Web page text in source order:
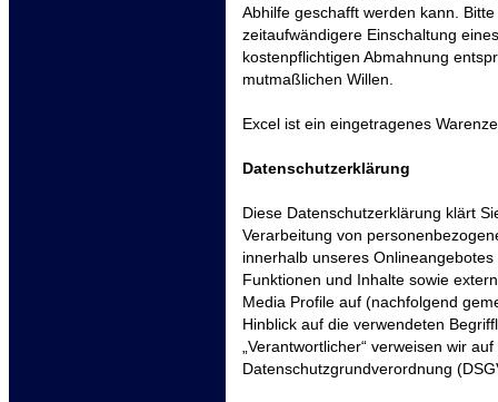
Abhilfe geschafft werden kann.
zeitaufwändigere Einschaltung
kostenpflichtigen Abmahnung
mutmaßlichen Willen.
Excel ist ein eingetragenes
Datenschutzerklärung
Diese Datenschutzerklärung klärt
Verarbeitung von
innerhalb unseres
Funktionen und Inhalte sowie
Media Profile auf (nachfolgend
Hinblick auf die verwendeten
„Verantwortlicher“ verweisen wir
Datenschutzgrundverordnung